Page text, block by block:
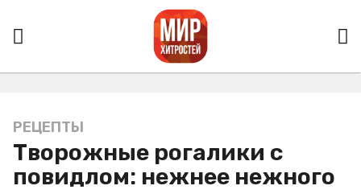
3
г
д
РЕЦЕПТЫ
Творожные рогалики с
повидлом: нежнее нежного